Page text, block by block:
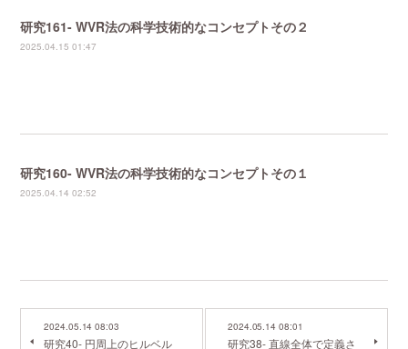
研究161- WVR法の科学技術的なコンセプトその２
2025.04.15 01:47
研究160- WVR法の科学技術的なコンセプトその１
2025.04.14 02:52
2024.05.14 08:03
研究40- 円周上のヒルベル
2024.05.14 08:01
研究38- 直線全体で定義さ